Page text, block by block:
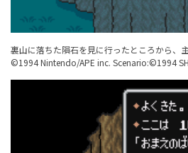
裏山に落ちた隕石を見に行ったところから、
©1994 Nintendo/APE inc. Scenario:©1994